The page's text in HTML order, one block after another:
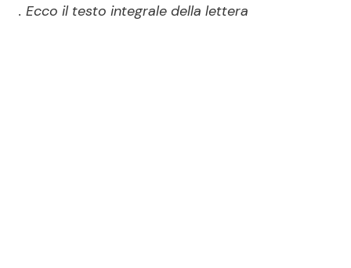
Soap Opera
. Ecco il testo integrale della lettera